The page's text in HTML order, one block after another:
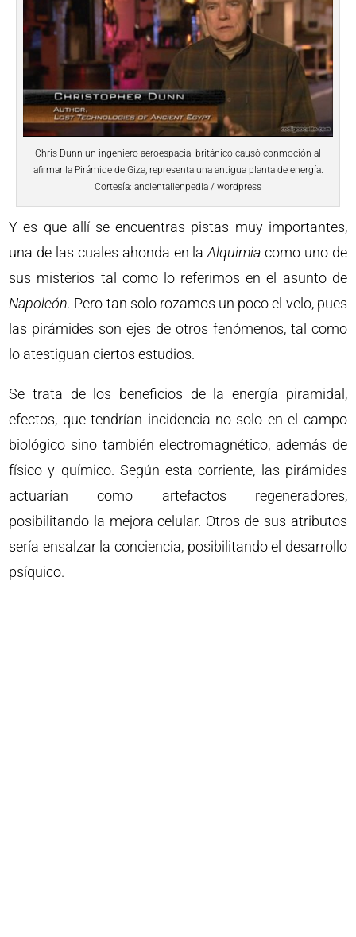
Chris Dunn un ingeniero aeroespacial británico causó conmoción al
afirmar la Pirámide de Giza, representa una antigua planta de energía.
Cortesía: ancientalienpedia / wordpress
Y es que allí se encuentras pistas muy importantes,
una de las cuales ahonda en laAlquimiacomo uno de
sus misterios tal como lo referimos en el asunto de
Napoleón. Pero tan solo rozamos un poco el velo, pues
las pirámides son ejes de otros fenómenos, tal como
lo atestiguan ciertos estudios.
Se trata de los beneficios de la energía piramidal,
efectos, que tendrían incidencia no solo en el campo
biológico sino también electromagnético, además de
físico y químico. Según esta corriente, las pirámides
actuarían como artefactos regeneradores,
posibilitando la mejora celular. Otros de sus atributos
sería ensalzar la conciencia, posibilitando el desarrollo
psíquico.